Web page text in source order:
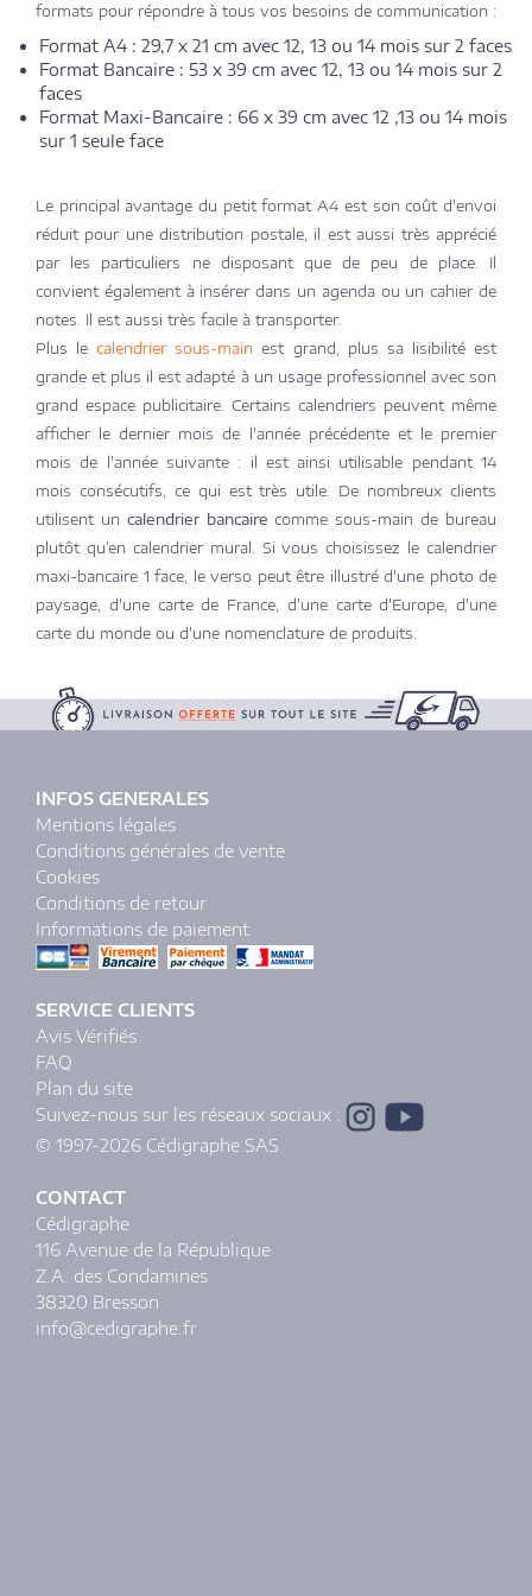
formats pour répondre à tous vos besoins de communication :
Format A4 : 29,7 x 21 cm avec 12, 13 ou 14 mois sur 2 faces
Format Bancaire : 53 x 39 cm avec 12, 13 ou 14 mois sur 2
faces
Format Maxi-Bancaire : 66 x 39 cm avec 12 ,13 ou 14 mois
sur 1 seule face
Le principal avantage du petit format A4 est son coût d'envoi
réduit pour une distribution postale, il est aussi très apprécié
par les particuliers ne disposant que de peu de place. Il
convient également à insérer dans un agenda ou un cahier de
notes. Il est aussi très facile à transporter.
Plus lecalendrier sous-main est grand, plus sa lisibilité est
grande et plus il est adapté à un usage professionnel avec son
grand espace publicitaire. Certains calendriers peuvent même
afficher le dernier mois de l'année précédente et le premier
mois de l'année suivante : il est ainsi utilisable pendant 14
mois consécutifs, ce qui est très utile. De nombreux clients
utilisent un calendrier bancaire comme sous-main de bureau
plutôt qu’en calendrier mural. Si vous choisissez le calendrier
maxi-bancaire 1 face, le verso peut être illustré d'une photo de
paysage, d'une carte de France, d'une carte d'Europe, d'une
carte du monde ou d'une nomenclature de produits.
INFOS GENERALES
Mentions légales
Conditions générales de vente
Cookies
Conditions de retour
Informations de paiement
SERVICE CLIENTS
Avis Vérifiés
FAQ
Plan du site
Suivez-nous sur les réseaux sociaux :
© 1997-2026 Cédigraphe SAS
CONTACT
Cédigraphe
116 Avenue de la République
Z.A. des Condamines
38320 Bresson
info@cedigraphe.fr